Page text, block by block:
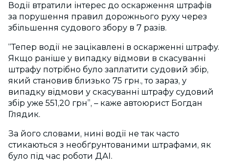
Водії втратили інтерес до оскарження штрафів
за порушення правил дорожнього руху через
збільшення судового збору в 7 разів.
“Тепер водії не зацікавлені в оскарженні штрафу.
Якщо раніше у випадку відмови в скасуванні
штрафу потрібно було заплатити судовий збір,
який становив близько 75 грн., то зараз, у
випадку відмови у скасуванні штрафу судовий
збір уже 551,20 грн”, – каже автоюрист Богдан
Глядик.
За його словами, нині водії не так часто
стикаються з необґрунтованими штрафами, як
було під час роботи ДАІ.